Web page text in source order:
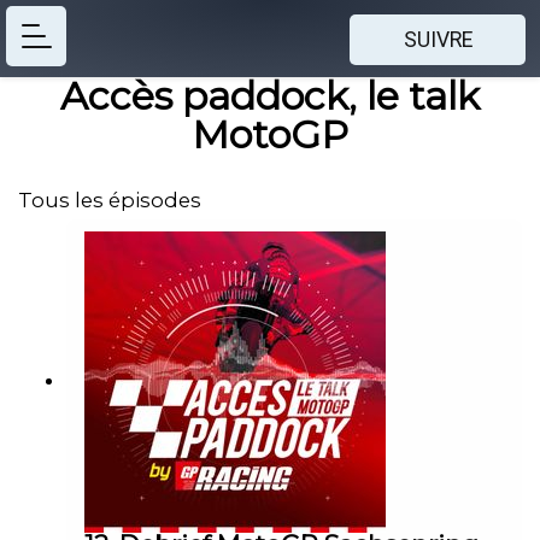
SUIVRE
Accès paddock, le talk
MotoGP
Tous les épisodes